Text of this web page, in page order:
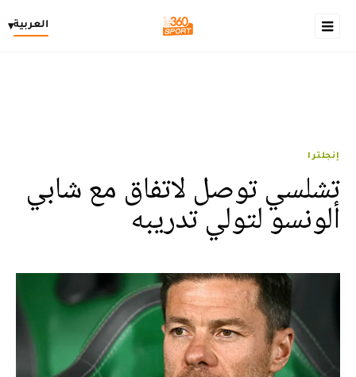
العربية▾
إنجلترا
تشلسي توصل لاتفاق مع شابي
ألونسو لتولي تدريبه